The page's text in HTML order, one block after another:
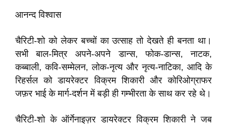
आनन्द विश्वास
चैरिटी-शो को लेकर बच्चों का उत्साह तो देखते ही बनता था।
सभी बाल-मित्र अपने-अपने डान्स, फोक-डान्स, नाटक,
कब्बाली, कवि-सम्मेलन, लोक-नृत्य और नृत्य-नाटिका, आदि के
रिहर्सल को डायरेक्टर विक्रम शिकारी और कोरिओग्राफर
जफ़र भाई के मार्ग-दर्शन में बड़ी ही गम्भीरता के साथ कर रहे थे।
चैरिटी-शो के ऑर्गेनाइज़र डायरेक्टर विक्रम शिकारी ने जब